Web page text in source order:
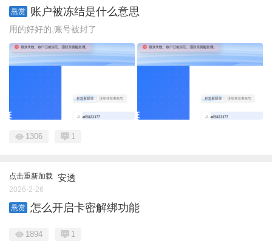
悬赏 账户被冻结是什么意思
用的好好的,账号被封了
1306 1
点击重新加载 安透
2026-2-26
悬赏 怎么开启卡密解绑功能
1894 1